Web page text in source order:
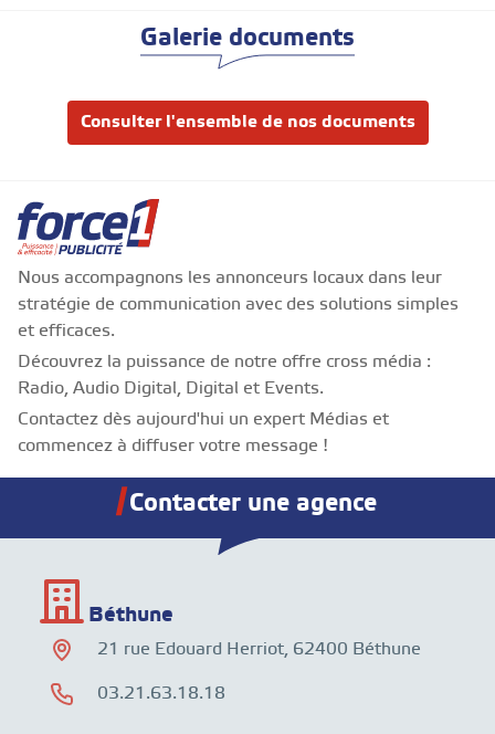
Galerie documents
Consulter l'ensemble de nos documents
Nous accompagnons les annonceurs locaux dans leur
stratégie de communication avec des solutions simples
et efficaces.
Découvrez la puissance de notre offre cross média :
Radio, Audio Digital, Digital et Events.
Contactez dès aujourd'hui un expert Médias et
commencez à diffuser votre message !
Contacter une agence
Béthune
21 rue Edouard Herriot, 62400 Béthune
03.21.63.18.18